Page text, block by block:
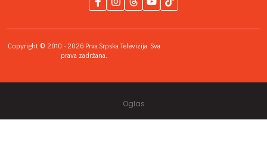
Copyright © 2010 - 2026 Prva Srpska Televizija. Sva
prava zadržana.